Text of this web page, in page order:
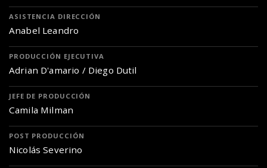
ASISTENCIA DIRECCIÓN
Anabel Leandro
PRODUCCIÓN EJECUTIVA
Adrian D'amario / Diego Dutil
JEFE DE PRODUCCIÓN
Camila Milman
POST PRODUCCIÓN
Nicolás Severino